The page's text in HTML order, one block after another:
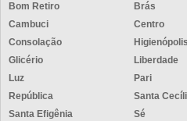
Bom Retiro
Brás
Cambuci
Centro
Consolação
Higienópolis
Glicério
Liberdade
Luz
Pari
República
Santa
Santa Efigênia
Sé